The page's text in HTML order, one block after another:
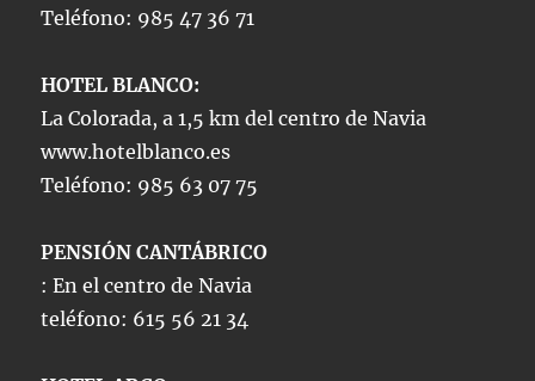
Teléfono: 985 47 36 71
HOTEL BLANCO:
La Colorada, a 1,5 km del centro de Navia
www.hotelblanco.es
Teléfono: 985 63 07 75
PENSIÓN CANTÁBRICO
: En el centro de Navia
teléfono: 615 56 21 34